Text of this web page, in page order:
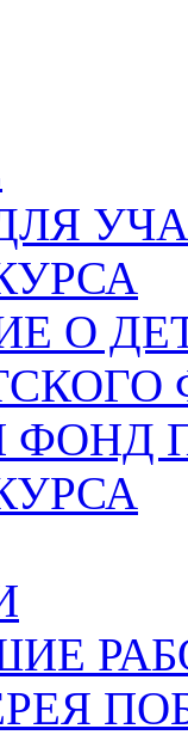
О
ФОНД